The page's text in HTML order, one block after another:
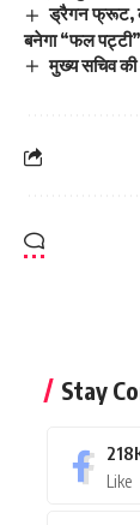
ड्रैगन फ्रूट,
बनेगा “फल पट्टी”
मुख्य सचिव की
Stay
Like